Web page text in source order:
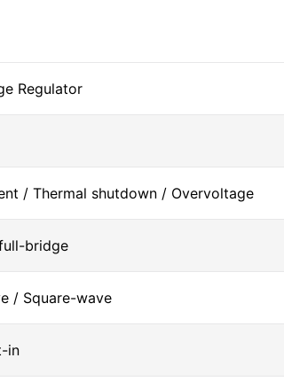
Regulator
/ Thermal shutdown / Overvoltage
bridge
/ Square-wave
in